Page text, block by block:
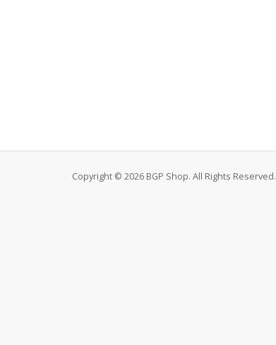
Copyright © 2026 BGP Shop. All Rights Reserved.